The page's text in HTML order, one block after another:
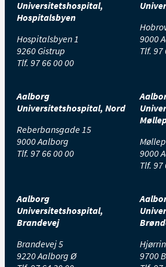
lårets yderside
Øvelse 4
Sid med ret ryg på kanten
fødderne fladt i gulvet.
Placér et håndklæde
Spænd muskelkorsettet.
Pres knæene ud mod
Hold spændingen i 5-10
Gentag øvelsen 8-10 gange.
Universitetshospital,
Hospitalsbyen
Hospitalsbyen 1
9260 Gistrup
Tlf. 97 66 00 00
9000
Tlf. 97
Aalborg
Universitetshospital, Nord
Reberbansgade 15
9000 Aalborg
Tlf. 97 66 00 00
9000
Tlf. 97
Aalborg
Universitetshospital,
Brandevej
Brandevej 5
9220 Aalborg Ø
9700